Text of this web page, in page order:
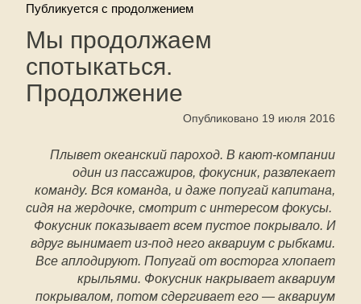
Публикуется с продолжением
Мы продолжаем
спотыкаться.
Продолжение
Опубликовано 19 июля 2016
Плывет океанский пароход. В кают-компании
один из пассажиров, фокусник, развлекает
команду. Вся команда, и даже попугай капитана,
сидя на жердочке, смотрит с интересом фокусы.
Фокусник показывает всем пустое покрывало. И
вдруг вынимает из-под него аквариум с рыбками.
Все аплодируют. Попугай от восторга хлопает
крыльями. Фокусник накрывает аквариум
покрывалом, потом сдергивает его — аквариум